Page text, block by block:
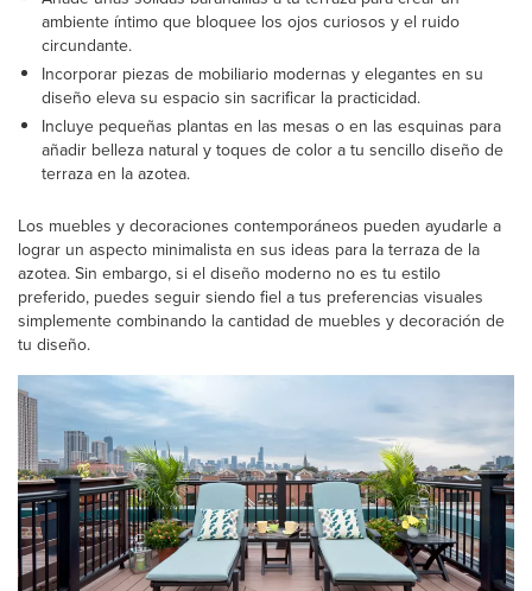
ambiente íntimo que bloquee los ojos curiosos y el ruido
circundante.
Incorporar piezas de mobiliario modernas y elegantes en su
diseño eleva su espacio sin sacrificar la practicidad.
Incluye pequeñas plantas en las mesas o en las esquinas para
añadir belleza natural y toques de color a tu sencillo diseño de
terraza en la azotea.
Los muebles y decoraciones contemporáneos pueden ayudarle a
lograr un aspecto minimalista en sus ideas para la terraza de la
azotea. Sin embargo, si el diseño moderno no es tu estilo
preferido, puedes seguir siendo fiel a tus preferencias visuales
simplemente combinando la cantidad de muebles y decoración de
tu diseño.